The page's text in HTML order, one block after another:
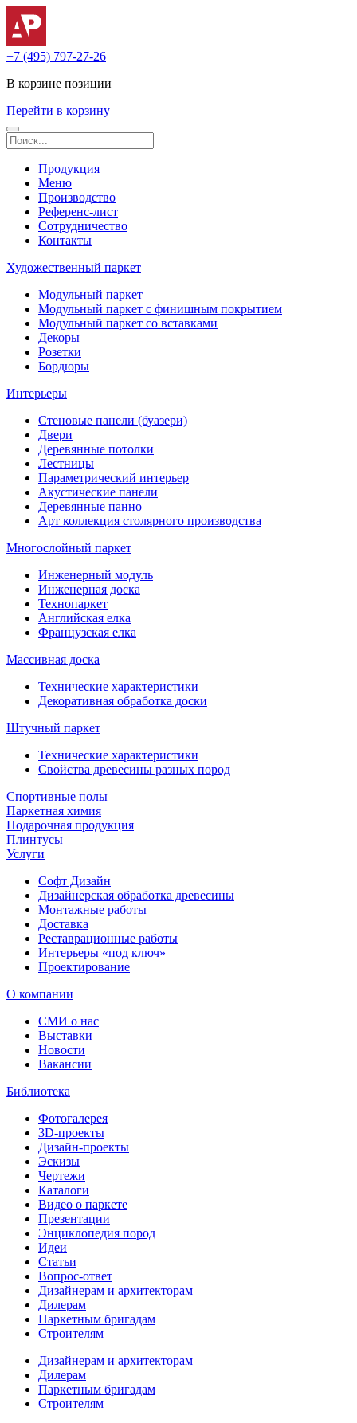
+7 (495) 797-27-26
В корзине позиции
Перейти в корзину
Продукция
Меню
Производство
Референс-лист
Сотрудничество
Контакты
Художественный паркет
Модульный паркет
Модульный паркет с финишным покрытием
Модульный паркет со вставками
Декоры
Розетки
Бордюры
Интерьеры
Стеновые панели (буазери)
Двери
Деревянные потолки
Лестницы
Параметрический интерьер
Акустические панели
Деревянные панно
Арт коллекция столярного производства
Многослойный паркет
Инженерный модуль
Инженерная доска
Технопаркет
Английская елка
Французская елка
Массивная доска
Технические характеристики
Декоративная обработка доски
Штучный паркет
Технические характеристики
Свойства древесины разных пород
Спортивные полы
Паркетная химия
Подарочная продукция
Плинтусы
Услуги
Софт Дизайн
Дизайнерская обработка древесины
Монтажные работы
Доставка
Реставрационные работы
Интерьеры «под ключ»
Проектирование
О компании
СМИ о нас
Выставки
Новости
Вакансии
Библиотека
Фотогалерея
3D-проекты
Дизайн-проекты
Эскизы
Чертежи
Каталоги
Видео о паркете
Презентации
Энциклопедия пород
Идеи
Статьи
Вопрос-ответ
Дизайнерам и архитекторам
Дилерам
Паркетным бригадам
Строителям
Дизайнерам и архитекторам
Дилерам
Паркетным бригадам
Строителям